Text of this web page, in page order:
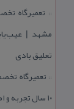
:: تعمیرگاه
مشهد |
تعلیق بادی
:: تعمیرگاه
۱۰ سال تجربه و امداد خودرو